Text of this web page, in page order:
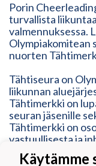
Porin
turvallista
valmennuksessa.
Olympiakomitean
nuorten
Tähtiseura on
liikunnan
Tähtimerkki on
seuran jäsenille
Tähtimerkki on
vastuullisesta ja
vastaa erilaisten
kehittyy heidän
Käytämme